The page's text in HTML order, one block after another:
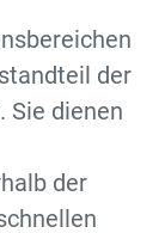
der
Sie dienen
der